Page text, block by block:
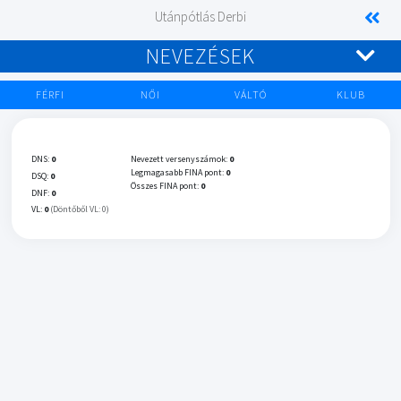
Utánpótlás Derbi
NEVEZÉSEK
FÉRFI NŐI VÁLTÓ KLUB
DNS: 0
DSQ: 0
DNF: 0
VL: 0 (Döntőből VL: 0)
Nevezett versenyszámok: 0
Legmagasabb FINA pont: 0
Összes FINA pont: 0